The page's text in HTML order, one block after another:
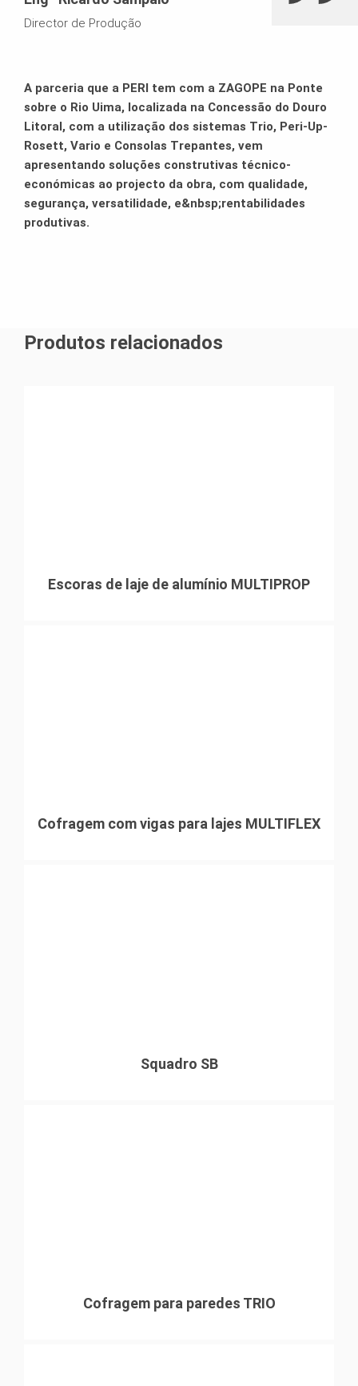
Perfeita conjugação de diferentes sistemas, com
especial atenção ás acessibilidades e segurança.
Director de Produção
A parceria que a PERI tem com a ZAGOPE na Ponte
sobre o Rio Uima, localizada na Concessão do Douro
Litoral, com a utilização dos sistemas Trio, Peri-Up-
Rosett, Vario e Consolas Trepantes, vem
apresentando soluções construtivas técnico-
económicas ao projecto da obra, com qualidade,
segurança, versatilidade, e&nbsp;rentabilidades
produtivas.
Produtos relacionados
Escoras de laje de alumínio MULTIPROP
Cofragem com vigas para lajes MULTIFLEX
Squadro SB
Cofragem para paredes TRIO